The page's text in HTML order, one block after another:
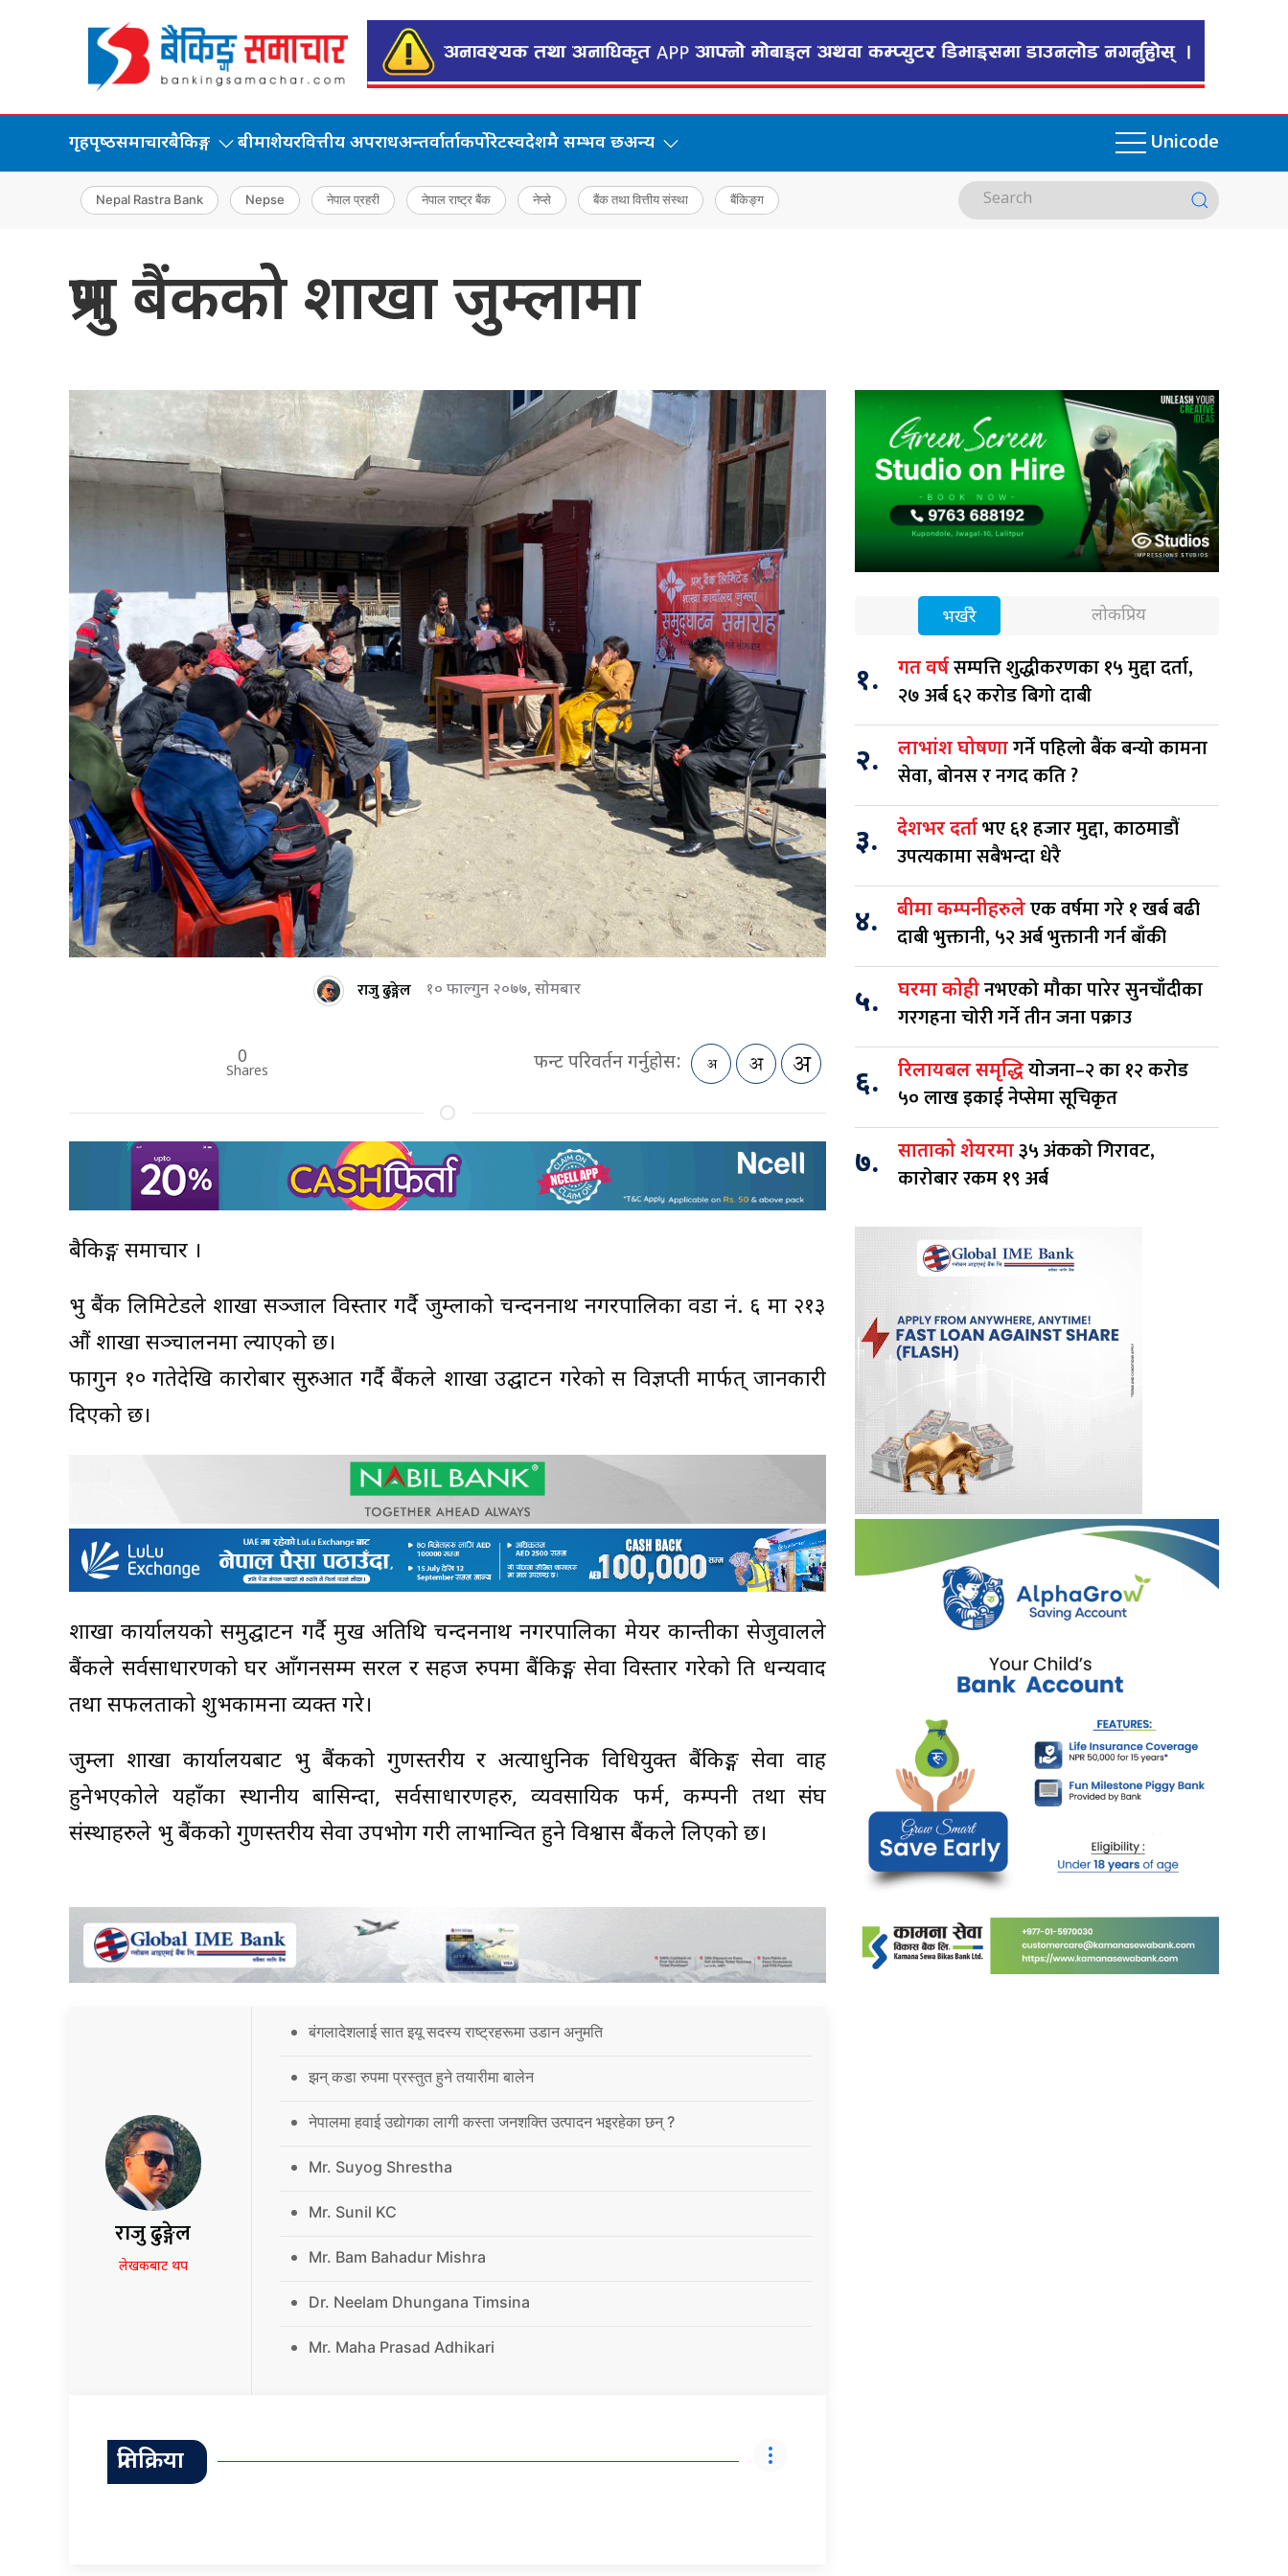
गृहपृष्‍ठसमाचारबैकिङ्ग बीमाशेयरवित्तीय अपराधअन्तर्वार्ताकर्पोरेटस्वदेशमै सम्भव छअन्य Unicode
Nepal Rastra Bank Nepse नेपाल प्रहरी नेपाल राष्ट्र बैंक नेप्से बैंक तथा वित्तीय संस्था बैंकिङ्ग
प्रभु बैंकको शाखा जुम्लामा
राजु ढुङ्गेल १० फाल्गुन २०७७, सोमबार
0
Shares फन्ट परिवर्तन गर्नुहोस:
बैकिङ्ग समाचार ।
प्रभु बैंक लिमिटेडले शाखा सञ्जाल विस्तार गर्दै जुम्लाको चन्दननाथ नगरपालिका वडा नं. ६ मा २१३
औं शाखा सञ्चालनमा ल्याएको छ।
फागुन १० गतेदेखि कारोबार सुरुआत गर्दै बैंकले शाखा उद्घाटन गरेको प्रस विज्ञप्ती मार्फत् जानकारी
दिएको छ।
शाखा कार्यालयको समुद्घाटन गर्दै प्रमुख अतिथि चन्दननाथ नगरपालिका मेयर कान्तीका सेजुवालले
बैंकले सर्वसाधारणको घर आँगनसम्म सरल र सहज रुपमा बैंकिङ्ग सेवा विस्तार गरेको प्रति धन्यवाद
तथा सफलताको शुभकामना व्यक्त गरे।
जुम्ला शाखा कार्यालयबाट प्रभु बैंकको गुणस्तरीय र अत्याधुनिक प्रविधियुक्त बैंकिङ्ग सेवा प्रवाह
हुनेभएकोले यहाँका स्थानीय बासिन्दा, सर्वसाधारणहरु, व्यवसायिक फर्म, कम्पनी तथा संघ
संस्थाहरुले प्रभु बैंकको गुणस्तरीय सेवा उपभोग गरी लाभान्वित हुने विश्वास बैंकले लिएको छ।
राजु ढुङ्गेल
लेखकबाट थप
बंगलादेशलाई सात इयू सदस्य राष्ट्रहरूमा उडान अनुमति
झन् कडा रुपमा प्रस्तुत हुने तयारीमा बालेन
नेपालमा हवाई उद्योगका लागी कस्ता जनशक्ति उत्पादन भइरहेका छन् ?
Mr. Suyog Shrestha
Mr. Sunil KC
Mr. Bam Bahadur Mishra
Dr. Neelam Dhungana Timsina
Mr. Maha Prasad Adhikari
प्रतिक्रिया
भर्खरै लोकप्रिय
१. गत वर्षसम्पत्ति शुद्धीकरणका १५ मुद्दा दर्ता,
२७ अर्ब ६२ करोड बिगो दाबी
२. लाभांश घोषणागर्ने पहिलो बैंक बन्यो कामना
सेवा, बोनस र नगद कति ?
३. देशभर दर्ताभए ६१ हजार मुद्दा, काठमाडौं
उपत्यकामा सबैभन्दा धेरै
४. बीमा कम्पनीहरुलेएक वर्षमा गरे १ खर्ब बढी
दाबी भुक्तानी, ५२ अर्ब भुक्तानी गर्न बाँकी
५. घरमा कोहीनभएको मौका पारेर सुनचाँदीका
गरगहना चोरी गर्ने तीन जना पक्राउ
६. रिलायबल समृद्धियोजना–२ का १२ करोड
५० लाख इकाई नेप्सेमा सूचिकृत
७. साताको शेयरमा३५ अंकको गिरावट,
कारोबार रकम १९ अर्ब